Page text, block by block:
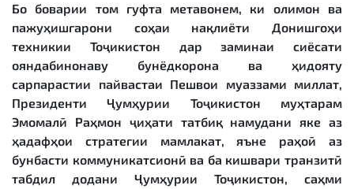
Бо боварии том гуфта метавонем, ки олимон ва
пажуҳишгарони соҳаи нақлиёти Донишгоҳи
техникии Тоҷикистон дар заминаи сиёсати
ояндабинонаву бунёдкорона ва ҳидояту
сарпарастии пайвастаи Пешвои муаззами миллат,
Президенти Ҷумҳурии Тоҷикистон муҳтарам
Эмомалӣ Раҳмон ҷиҳати татбиқ намудани яке аз
ҳадафҳои стратегии мамлакат, яъне раҳоӣ аз
бунбасти коммуникатсионӣ ва ба кишвари транзитӣ
табдил додани Ҷумҳурии Тоҷикистон, саҳми